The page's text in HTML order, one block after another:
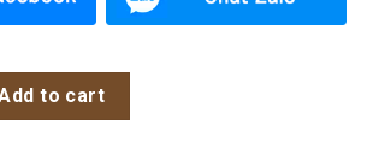
(Chanh Xanh) 750ml - Chai quantity
to cart